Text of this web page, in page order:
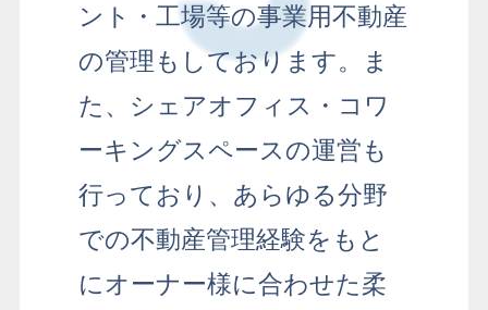
ント・工場等の事業用不動産
の管理もしております。
ま
た、シェアオフィス・コワ
ーキングスペースの運営も
行っており、 あらゆる分野
での不動産管理経験をもと
にオーナー様に合わせた柔